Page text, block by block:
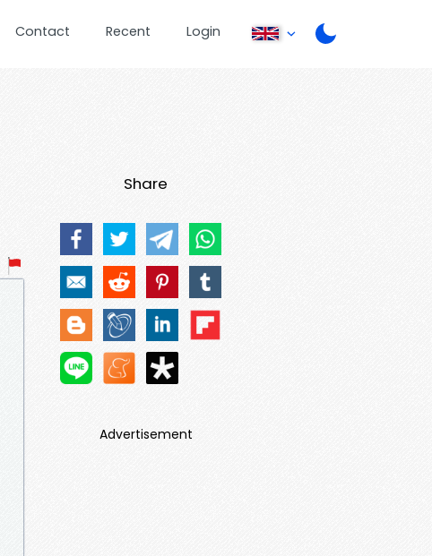
Contact Recent Login
Share
Advertisement